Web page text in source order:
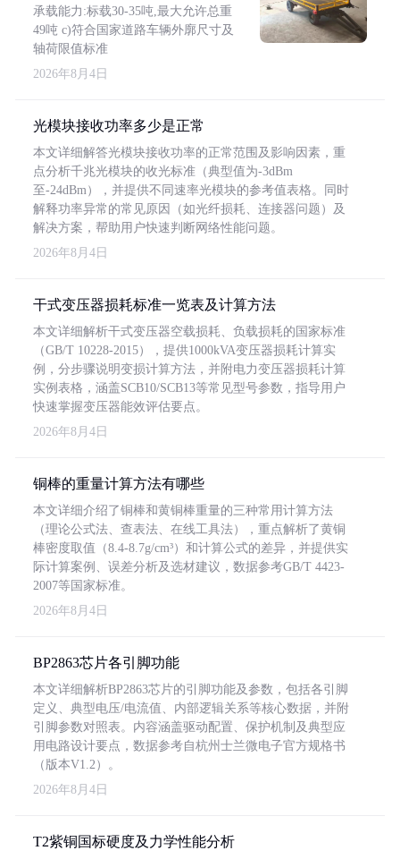
承载能力:标载30-35吨,最大允许总重
49吨 c)符合国家道路车辆外廓尺寸及
轴荷限值标准
2026年8月4日
光模块接收功率多少是正常
本文详细解答光模块接收功率的正常范围及影响因素，重
点分析千兆光模块的收光标准（典型值为-3dBm
至-24dBm），并提供不同速率光模块的参考值表格。同时
解释功率异常的常见原因（如光纤损耗、连接器问题）及
解决方案，帮助用户快速判断网络性能问题。
2026年8月4日
干式变压器损耗标准一览表及计算方法
本文详细解析干式变压器空载损耗、负载损耗的国家标准
（GB/T 10228-2015），提供1000kVA变压器损耗计算实
例，分步骤说明变损计算方法，并附电力变压器损耗计算
实例表格，涵盖SCB10/SCB13等常见型号参数，指导用户
快速掌握变压器能效评估要点。
2026年8月4日
铜棒的重量计算方法有哪些
本文详细介绍了铜棒和黄铜棒重量的三种常用计算方法
（理论公式法、查表法、在线工具法），重点解析了黄铜
棒密度取值（8.4-8.7g/cm³）和计算公式的差异，并提供实
际计算案例、误差分析及选材建议，数据参考GB/T 4423-
2007等国家标准。
2026年8月4日
BP2863芯片各引脚功能
本文详细解析BP2863芯片的引脚功能及参数，包括各引脚
定义、典型电压/电流值、内部逻辑关系等核心数据，并附
引脚参数对照表。内容涵盖驱动配置、保护机制及典型应
用电路设计要点，数据参考自杭州士兰微电子官方规格书
（版本V1.2）。
2026年8月4日
T2紫铜国标硬度及力学性能分析